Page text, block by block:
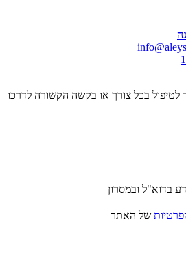
לטיפול בכל צורך או בקשה הקשורה לדרכו
בדוא"ל ובמסרון
של האתר